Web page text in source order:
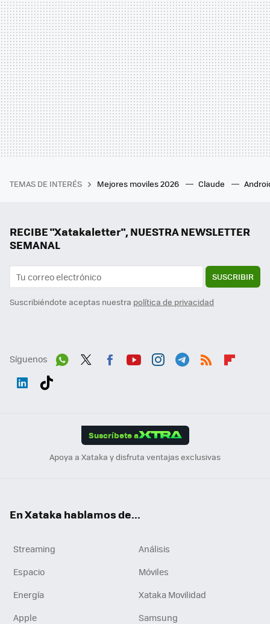
TEMAS DE INTERÉS Mejores moviles 2026 Claude
RECIBE "Xatakaletter", NUESTRA NEWSLETTER
SEMANAL
SUSCRIBIR
Suscribiéndote aceptas nuestra política de privacidad
Síguenos
Suscríbete a
Apoya a Xataka y disfruta ventajas exclusivas
En Xataka hablamos de...
Streaming
Análisis
Espacio
Móviles
Energía
Xataka Movilidad
Apple
Samsung